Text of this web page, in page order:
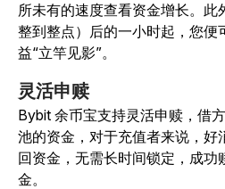
所未有的速度查看资金增长。此
整到整点）后的一小时起，您便
益“立竿见影”。
灵活申赎
Bybit 余币宝支持灵活申赎，借
池的资金，对于充值者来说，好
回资金，无需长时间锁定，成功
金。